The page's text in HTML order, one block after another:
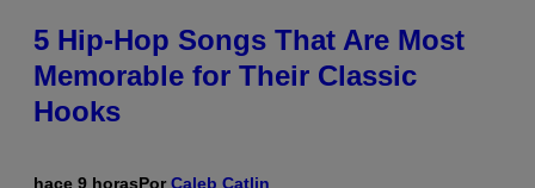
5 Hip-Hop Songs That Are Most
Memorable for Their Classic
Hooks
hace 9 horasPorCaleb Catlin